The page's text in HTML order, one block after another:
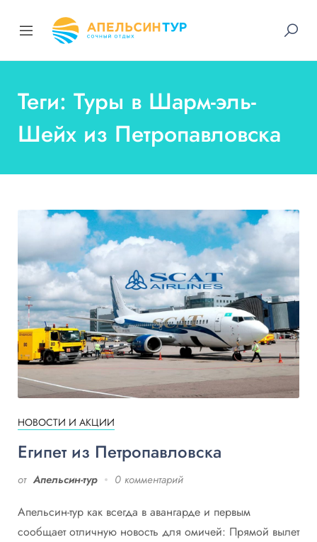
Теги: Туры в Шарм-эль-
Шейх из Петропавловска
НОВОСТИ И АКЦИИ
Египет из Петропавловска
от Апельсин-тур 0 комментарий
Апельсин-тур как всегда в авангарде и первым
сообщает отличную новость для омичей: Прямой вылет